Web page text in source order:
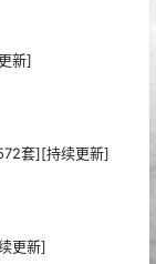
新]
套][持续更新]
更新]